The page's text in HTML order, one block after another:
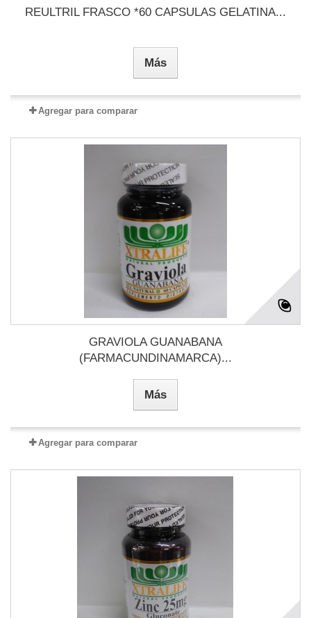
REULTRIL FRASCO *60 CAPSULAS GELATINA...
Más
Agregar para comparar
GRAVIOLA GUANABANA
(FARMACUNDINAMARCA)...
Más
Agregar para comparar